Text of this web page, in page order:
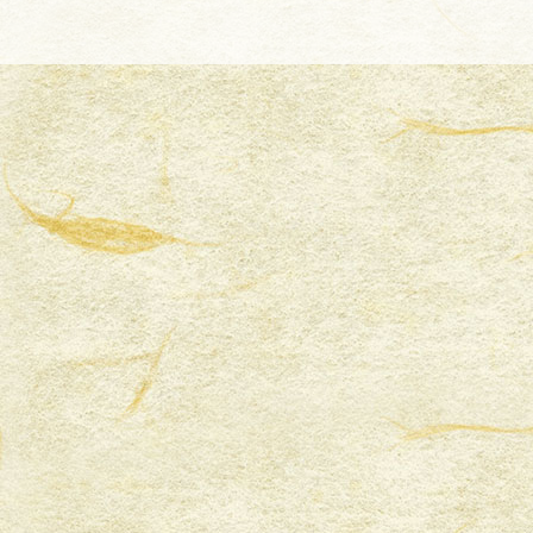
本店：あなご寿司テイクアウト＆配達を再開致しま